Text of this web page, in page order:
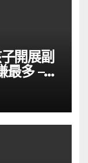
開展副
最多 –